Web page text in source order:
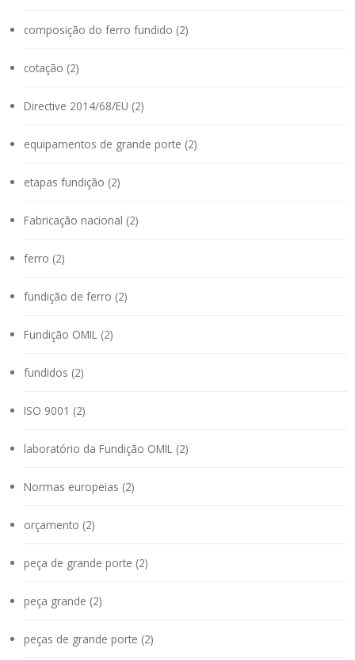
composição do ferro fundido (2)
cotação (2)
Directive 2014/68/EU (2)
equipamentos de grande porte (2)
etapas fundição (2)
Fabricação nacional (2)
ferro (2)
fundição de ferro (2)
Fundição OMIL (2)
fundidos (2)
ISO 9001 (2)
laboratório da Fundição OMIL (2)
Normas europeias (2)
orçamento (2)
peça de grande porte (2)
peça grande (2)
peças de grande porte (2)